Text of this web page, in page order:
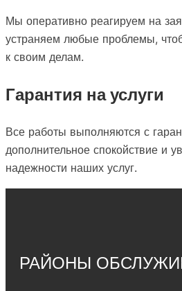
Мы оперативно реагируем на
устраняем любые проблемы,
к своим делам.
Гарантия на услуги
Все работы выполняются с
дополнительное спокойствие и
надежности наших услуг.
РАЙОНЫ